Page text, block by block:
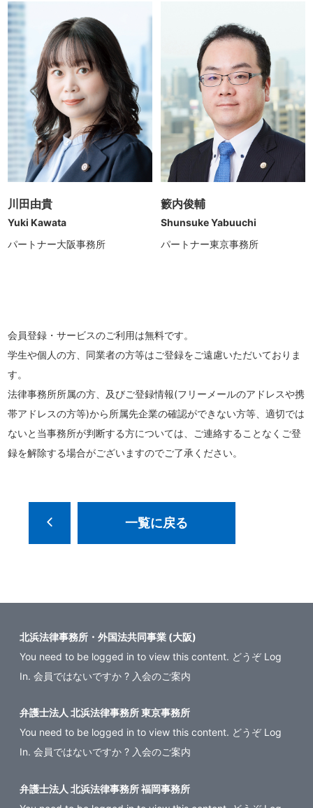
川田由貴
Yuki Kawata
パートナー大阪事務所
籔内俊輔
Shunsuke Yabuuchi
パートナー東京事務所
会員登録・サービスのご利用は無料です。
学生や個人の方、同業者の方等はご登録をご遠慮いただいておりま
す。
法律事務所所属の⽅、及びご登録情報(フリーメールのアドレスや携
帯アドレスの⽅等)から所属先企業の確認ができない⽅等、適切では
ないと当事務所が判断する方については、ご連絡することなくご登
録を解除する場合がございますのでご了承ください。
一覧に戻る
北浜法律事務所・外国法共同事業 (大阪)
You need to be logged in to view this content. どうぞ Log
In. 会員ではないですか ? 入会のご案内
弁護士法人 北浜法律事務所 東京事務所
You need to be logged in to view this content. どうぞ Log
In. 会員ではないですか ? 入会のご案内
弁護士法人 北浜法律事務所 福岡事務所